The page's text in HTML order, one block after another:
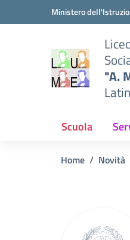
Vai ai contenuti
Vai al menu di navigazione
Ministero
"A.
Scuola
Home Novità